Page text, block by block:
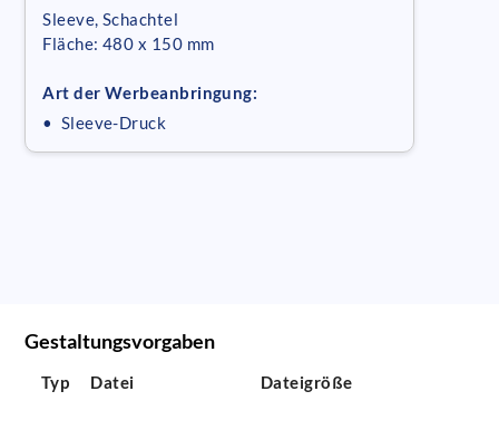
Sleeve, Schachtel
Fläche: 480 x 150 mm
Art der Werbeanbringung:
• Sleeve-Druck
Gestaltungsvorgaben
Typ Datei Dateigröße